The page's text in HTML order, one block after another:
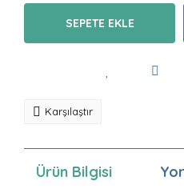
SEPETE EKLE
Karşılaştır
Ürün Bilgisi